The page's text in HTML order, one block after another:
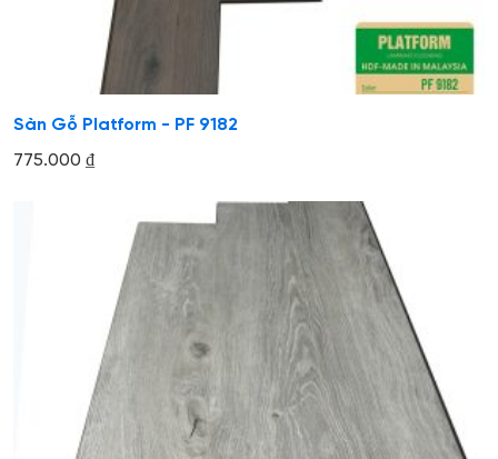
Sàn Gỗ Platform - PF 9182
775.000 ₫